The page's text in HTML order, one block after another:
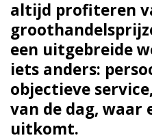
altijd profiteren
een uitgebreide
iets anders:
objectieve
van de dag, waar
uitkomt.